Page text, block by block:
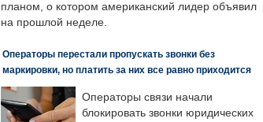
планом, о котором американский лидер объявил
на прошлой неделе.
Операторы перестали пропускать звонки без
маркировки, но платить за них все равно приходится
Операторы связи начали
блокировать звонки юридических